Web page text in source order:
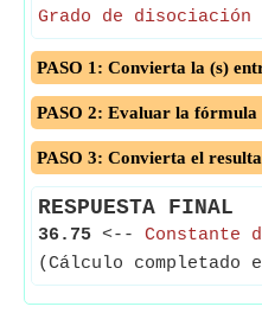
Grado de disociación
PASO 1: Convierta la (s)
PASO 2: Evaluar la fórmula
PASO 3: Convierta el
RESPUESTA FINAL
36.75 <-- Constante
(Cálculo completado